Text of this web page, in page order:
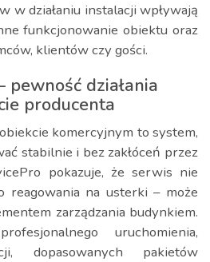
w działaniu instalacji wpływają
funkcjonowanie obiektu oraz
klientów czy gości.
pewność działania
producenta
komercyjnym to system,
stabilnie i bez zakłóceń przez
pokazuje, że serwis nie
reagowania na usterki – może
zarządzania budynkiem.
uruchomienia,
dopasowanych pakietów